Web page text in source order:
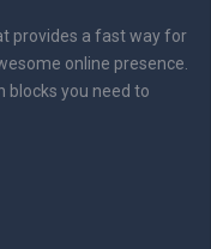
provides a fast way for
online presence.
blocks you need to